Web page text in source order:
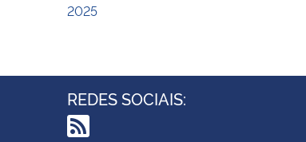
2025
REDES SOCIAIS: